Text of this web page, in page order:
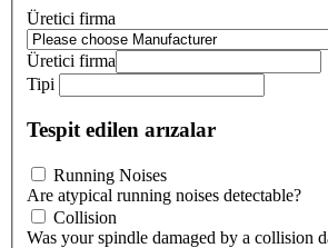
Üretici firma
Üretici firma
Tipi
Tespit edilen arızalar
Running Noises
Are atypical running noises detectable?
Collision
Was your spindle damaged by a collision